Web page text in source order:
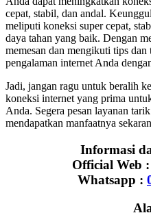
cepat, stabil, dan andal.
meliputi koneksi super cepat,
daya tahan yang baik. Dengan
memesan dan mengikuti tips
pengalaman internet Anda
Jadi, jangan ragu untuk beralih
koneksi internet yang prima
Anda. Segera pesan layanan
mendapatkan manfaatnya
Informasi
Official Web :
Whatsapp :